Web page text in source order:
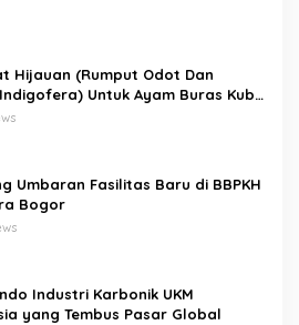
Hijauan (Rumput Odot Dan
Untuk Ayam Buras Kub
Umbaran Fasilitas Baru di BBPKH
Bogor
Industri Karbonik UKM
yang Tembus Pasar Global